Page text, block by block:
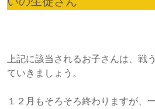
上記に該当されるお子さんは、戦
ていきましょう。
１２月もそろそろ終わりますが、